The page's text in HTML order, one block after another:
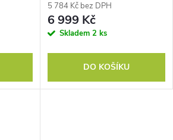
5 784 Kč bez DPH
6 999 Kč
Skladem 2 ks
DO KOŠÍKU